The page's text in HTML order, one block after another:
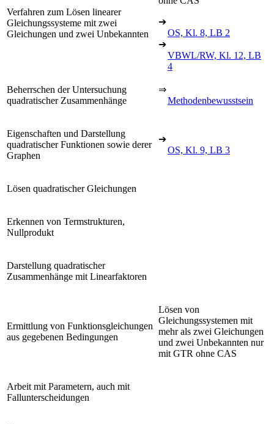
Verfahren zum Lösen linearer
Gleichungssysteme mit zwei
Gleichungen und zwei Unbekannten
➔
OS, Kl. 8, LB 2
➔
VBWL/RW, Kl. 12, LB
4
Beherrschen der Untersuchung
quadratischer Zusammenhänge
⇒
Methodenbewusstsein
Eigenschaften und Darstellung
quadratischer Funktionen sowie derer
Graphen
➔
OS, Kl. 9, LB 3
Lösen quadratischer Gleichungen
Erkennen von Termstrukturen,
Nullprodukt
Darstellung quadratischer
Zusammenhänge mit Linearfaktoren
Ermittlung von Funktionsgleichungen
aus gegebenen Bedingungen
Lösen von
Gleichungssystemen mit
mehr als zwei Gleichungen
und zwei Unbekannten nur
mit GTR ohne CAS
Arbeit mit Parametern, auch mit
Fallunterscheidungen